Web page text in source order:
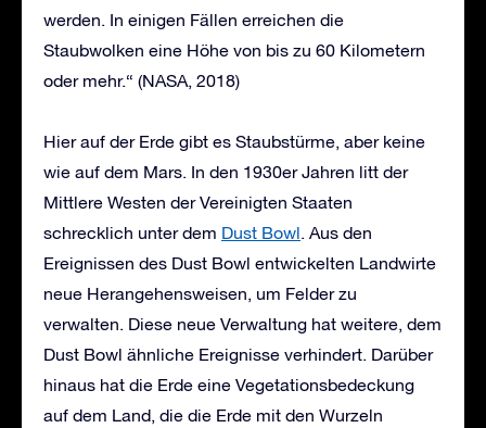
werden. In einigen Fällen erreichen die
Staubwolken eine Höhe von bis zu 60 Kilometern
oder mehr.“ (NASA, 2018)
Hier auf der Erde gibt es Staubstürme, aber keine
wie auf dem Mars. In den 1930er Jahren litt der
Mittlere Westen der Vereinigten Staaten
schrecklich unter dem Dust Bowl. Aus den
Ereignissen des Dust Bowl entwickelten Landwirte
neue Herangehensweisen, um Felder zu
verwalten. Diese neue Verwaltung hat weitere, dem
Dust Bowl ähnliche Ereignisse verhindert. Darüber
hinaus hat die Erde eine Vegetationsbedeckung
auf dem Land, die die Erde mit den Wurzeln